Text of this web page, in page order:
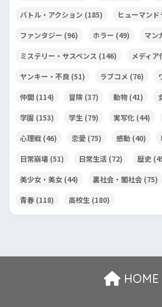
バトル・アクション (185) ヒューマンド
ファンタジー (96) ホラー (49) マン
ミステリー・サスペンス (146) メディア
ヤンキー・不良 (51) ラブコメ (76)
仲間 (114) 冒険 (37) 動物 (41)
学園 (153) 学生 (79) 実写化 (44)
心理戦 (46) 恋愛 (75) 感動 (40)
日常崩壊 (51) 日常生活 (72) 歴史
美少女・美女 (44) 裏社会・闇社会 (75)
青春 (118) 高校生 (180)
HOME